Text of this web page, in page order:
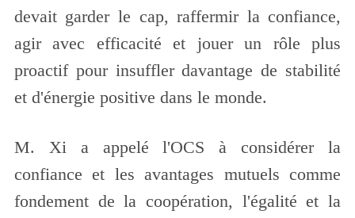
devait garder le cap, raffermir la confiance,
agir avec efficacité et jouer un rôle plus
proactif pour insuffler davantage de stabilité
et d'énergie positive dans le monde.
M. Xi a appelé l'OCS à considérer la
confiance et les avantages mutuels comme
fondement de la coopération, l'égalité et la